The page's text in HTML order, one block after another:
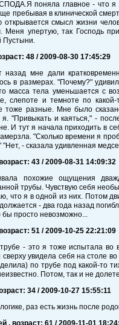
поняла главное - что я
пребывая в клинической
открывается смысл жизни
Меня упертую, так Господь
Пустыни.
48 / 2009-08-30 17:45:29
назад мне дали
в размерах. "Почему?"
масса тела уменьшается с
слепоте и темноте по
тоже разные. Мне было
"Привыкать и каяться," -
И тут я начала приходить в
"Сколько времени я
"Нет, - сказала удивленная
43 / 2009-08-31 14:09:32
похожие ощущения
трубы. Чувствую себя
что я в одной из них. Потом
- два года назад
просто невозможно...
51 / 2009-10-25 22:21:09
- это я тоже испытала во
увидела себя на столе
по трубе под какой-то
Потом, так и не
34 / 2009-10-27 15:55:11
раз есть жизнь после
, возраст: 61 / 2009-11-01